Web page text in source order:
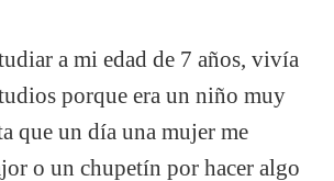
a mi edad de 7 años, vivía
porque era un niño muy
que un día una mujer me
o un chupetín por hacer algo